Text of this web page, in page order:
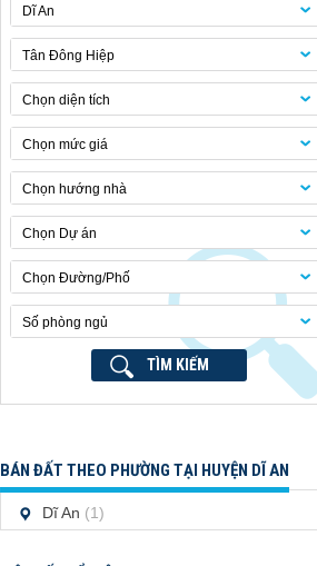
Dĩ An
Tân Đông Hiệp
Chọn diện tích
Chọn mức giá
Chọn hướng nhà
Chọn Dự án
Chọn Đường/Phố
Số phòng ngủ
TÌM KIẾM
BÁN ĐẤT THEO PHƯỜNG TẠI HUYỆN DĨ AN
Dĩ An (1)